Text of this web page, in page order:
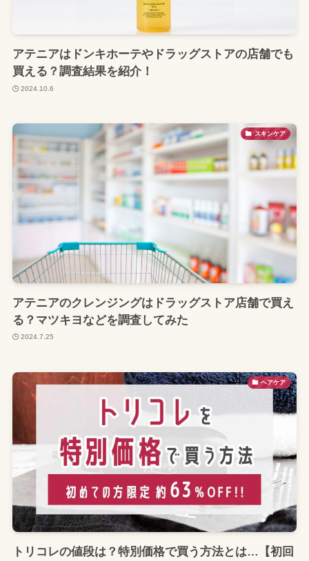
アテニアはドンキホーテやドラッグストアの店舗でも
買える？調査結果を紹介！
2024.10.6
スキンケア
アテニアのクレンジングはドラッグストア店舗で買え
る？マツキヨなどを調査してみた
2024.7.25
ヘアケア
トリコレの値段は？特別価格で買う方法とは…【初回